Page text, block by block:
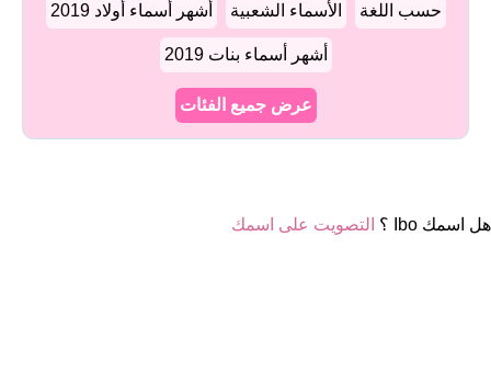
حسب اللغة الأسماء الشعبية أشهر أسماء أولاد 2019
أشهر أسماء بنات 2019
عرض جميع الفئات
هل اسمك Ibo ؟ التصويت على اسمك